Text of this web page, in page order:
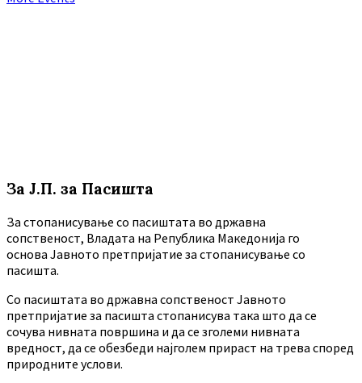
За Ј.П. за Пасишта
За стопанисување со пасиштата во државна
сопственост, Владата на Република Македонија го
основа Јавното претпријатие за стопанисување со
пасишта.
Co пасиштата во државна сопственост Јавното
претпријатие за пасишта стопанисува така што да се
сочува нивната површина и да се зголеми нивната
вредност, да се обезбеди најголем прираст на трева според
природните услови.